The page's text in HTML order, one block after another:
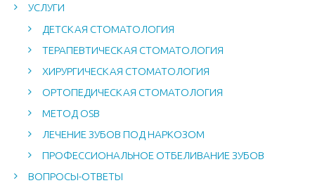
УСЛУГИ
ДЕТСКАЯ СТОМАТОЛОГИЯ
ТЕРАПЕВТИЧЕСКАЯ СТОМАТОЛОГИЯ
ХИРУРГИЧЕСКАЯ СТОМАТОЛОГИЯ
ОРТОПЕДИЧЕСКАЯ СТОМАТОЛОГИЯ
МЕТОД OSB
ЛЕЧЕНИЕ ЗУБОВ ПОД НАРКОЗОМ
ПРОФЕССИОНАЛЬНОЕ ОТБЕЛИВАНИЕ ЗУБОВ
ВОПРОСЫ-ОТВЕТЫ